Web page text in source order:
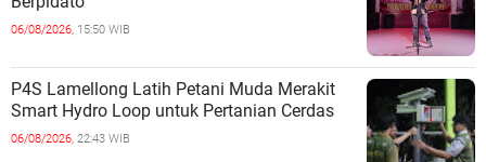
06/08/2026, 15:50 WIB
P4S Lamellong Latih Petani Muda Merakit
Smart Hydro Loop untuk Pertanian Cerdas
06/08/2026, 22:43 WIB